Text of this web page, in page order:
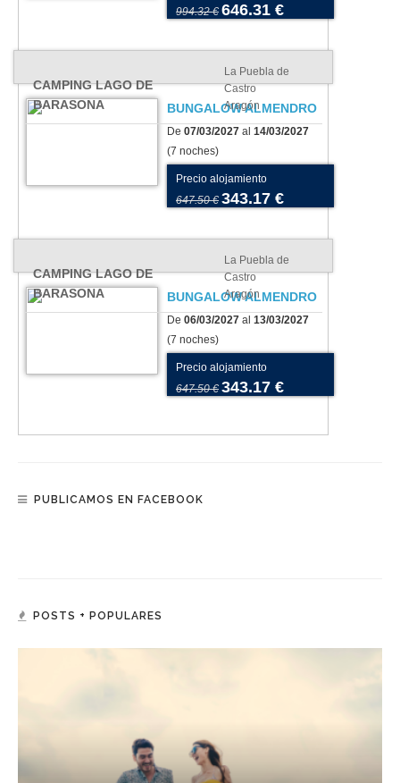
994.32 € 646.31 €
CAMPING LAGO DE
BARASONA
La Puebla de
Castro
Aragón
BUNGALOW ALMENDRO
De 07/03/2027 al 14/03/2027
(7 noches)
Precio alojamiento
647.50 € 343.17 €
CAMPING LAGO DE
BARASONA
La Puebla de
Castro
Aragón
BUNGALOW ALMENDRO
De 06/03/2027 al 13/03/2027
(7 noches)
Precio alojamiento
647.50 € 343.17 €
PUBLICAMOS EN FACEBOOK
POSTS + POPULARES